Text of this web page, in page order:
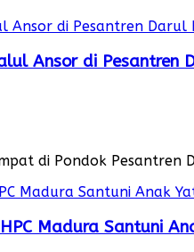
Ansor di Pesantren
di Pondok Pesantren
Madura Santuni